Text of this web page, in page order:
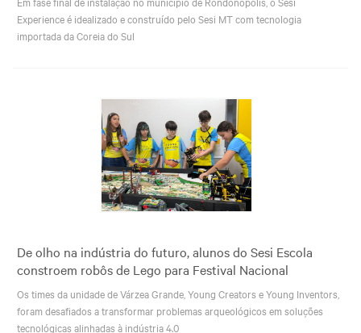
Experience é idealizado e construído pelo Sesi MT com tecnologia
importada da Coreia do Sul
De olho na indústria do futuro, alunos do Sesi Escola
constroem robôs de Lego para Festival Nacional
Os times da unidade de Várzea Grande, Young Creators e Young Inventors,
foram desafiados a transformar problemas arqueológicos em soluções
tecnológicas alinhadas à indústria 4.0